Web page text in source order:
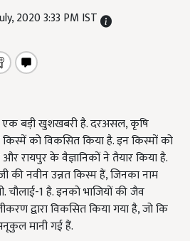
2020 3:33 PM IST
बड़ी खुशखबरी है. दरअसल, कृषि
किस्में को विकसित किया है. इन किस्मों को
और रायपुर के वैज्ञानिकों ने तैयार किया है.
की नवीन उन्नत किस्म हैं, जिनका नाम
चौलाई-1 है. इनको भाजियों की जैव
द्वारा विकसित किया गया है, जो कि
मानी गई हैं.